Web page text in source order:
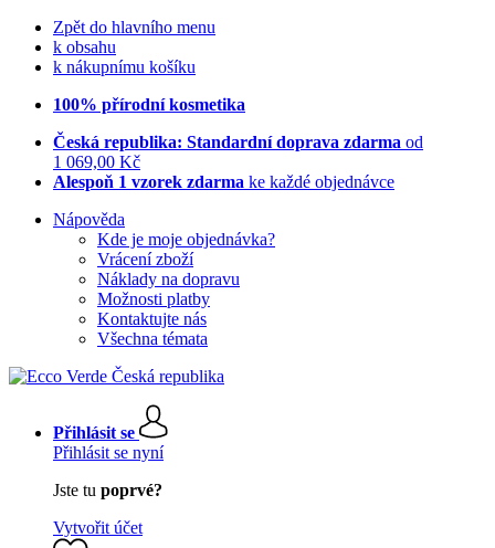
Zpět do hlavního menu
k obsahu
k nákupnímu košíku
100% přírodní kosmetika
Česká republika: Standardní doprava zdarma od
1 069,00 Kč
Alespoň 1 vzorek zdarma ke každé objednávce
Nápověda
Kde je moje objednávka?
Vrácení zboží
Náklady na dopravu
Možnosti platby
Kontaktujte nás
Všechna témata
Přihlásit se
Přihlásit se nyní
Jste tu poprvé?
Vytvořit účet